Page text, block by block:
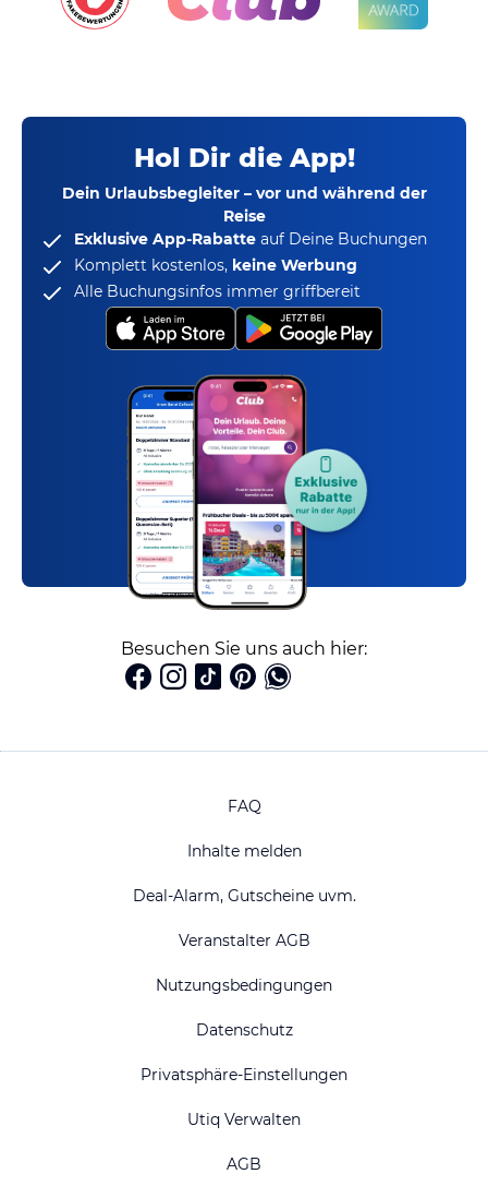
Hol Dir die App!
Dein Urlaubsbegleiter – vor und während der
Reise
Exklusive App-Rabatte auf Deine Buchungen
Komplett kostenlos, keine Werbung
Alle Buchungsinfos immer griffbereit
Besuchen Sie uns auch hier:
FAQ
Inhalte melden
Deal-Alarm, Gutscheine uvm.
Veranstalter AGB
Nutzungsbedingungen
Datenschutz
Privatsphäre-Einstellungen
Utiq Verwalten
AGB